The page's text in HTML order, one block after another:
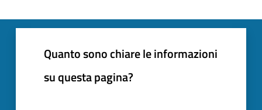
Quanto sono chiare le informazioni
su questa pagina?